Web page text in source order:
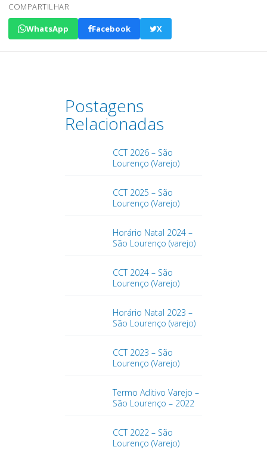
COMPARTILHAR
WhatsApp Facebook X
Postagens
Relacionadas
CCT 2026 – São
Lourenço (Varejo)
CCT 2025 – São
Lourenço (Varejo)
Horário Natal 2024 –
São Lourenço (varejo)
CCT 2024 – São
Lourenço (Varejo)
Horário Natal 2023 –
São Lourenço (varejo)
CCT 2023 – São
Lourenço (Varejo)
Termo Aditivo Varejo –
São Lourenço – 2022
CCT 2022 – São
Lourenço (Varejo)